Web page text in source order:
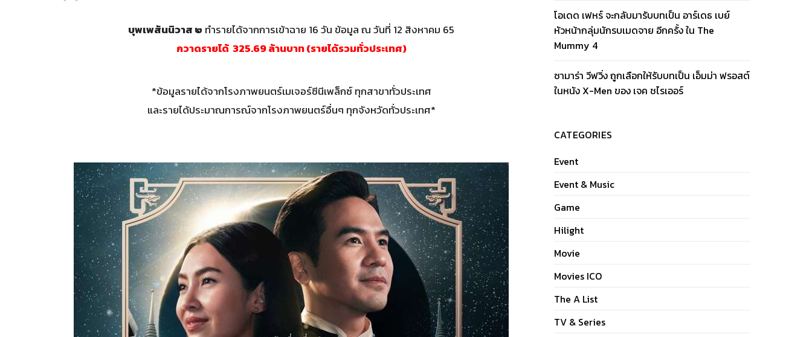
บุพเพสันนิวาส ๒ ทำรายได้จากการเข้าฉาย 16 วัน ข้อมูล ณ วันที่ 12 สิงหาคม 65
กวาดรายได้ 325.69 ล้านบาท (รายได้รวมทั่วประเทศ)
*ข้อมูลรายได้จากโรงภาพยนตร์เมเจอร์ซีนีเพล็กซ์ ทุกสาขาทั่วประเทศ
และรายได้ประมาณการณ์จากโรงภาพยนตร์อื่นๆ ทุกจังหวัดทั่วประเทศ*
โอเดด เฟหร์ จะกลับมารับบทเป็น อาร์เดธ เบย์
หัวหน้ากลุ่มนักรบเมดจาย อีกครั้ง ใน The
Mummy 4
ซามาร่า วีฟวิ่ง ถูกเลือกให้รับบทเป็น เอ็มม่า ฟรอสต์
ในหนัง X-Men ของ เจค ชไรเออร์
CATEGORIES
Event
Event & Music
Game
Hilight
Movie
Movies ICO
The A List
TV & Series